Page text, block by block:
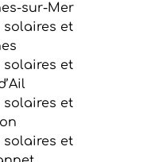
sur-Mer
et
et
et
et